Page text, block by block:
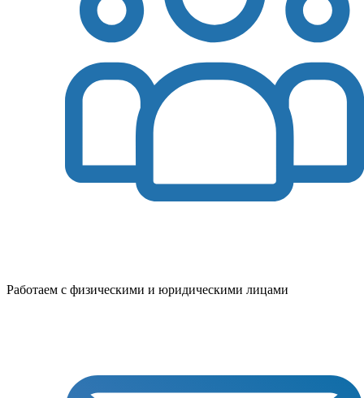
Работаем с физическими и юридическими лицами